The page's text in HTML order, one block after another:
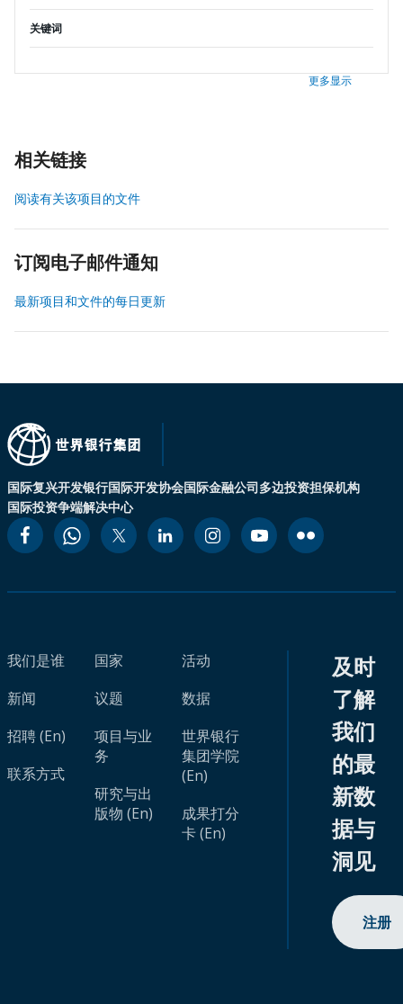
关键词
更多显示
相关链接
阅读有关该项目的文件
订阅电子邮件通知
最新项目和文件的每日更新
国际复兴开发银行国际开发协会国际金融公司多边投资担保机构
国际投资争端解决中心
我们是谁
新闻
招聘 (En)
联系方式
国家
议题
项目与业
务
研究与出
版物 (En)
活动
数据
世界银行
集团学院
(En)
成果打分
卡 (En)
及时
了解
我们
的最
新数
据与
洞见
注册